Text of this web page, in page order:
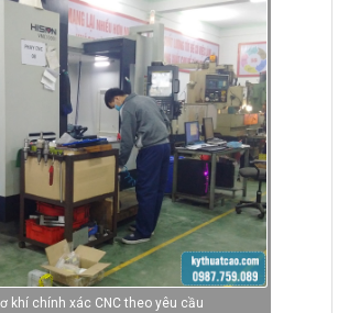
khí chính xác CNC theo yêu cầu